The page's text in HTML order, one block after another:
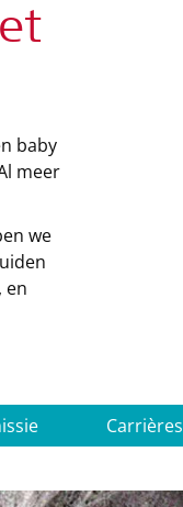
baby
meer
we
en
Carrières